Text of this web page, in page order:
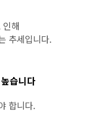
인해
추세입니다.
습니다
합니다.